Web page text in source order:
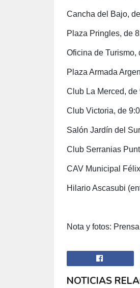
Cancha del Bajo,
Plaza Pringles, de
Oficina de Turismo,
Plaza Armada
Club La Merced, de
Club Victoria, de
Salón Jardín del
Club Serranias
CAV Municipal
Hilario Ascasubi
Nota y fotos:
NOTICIAS